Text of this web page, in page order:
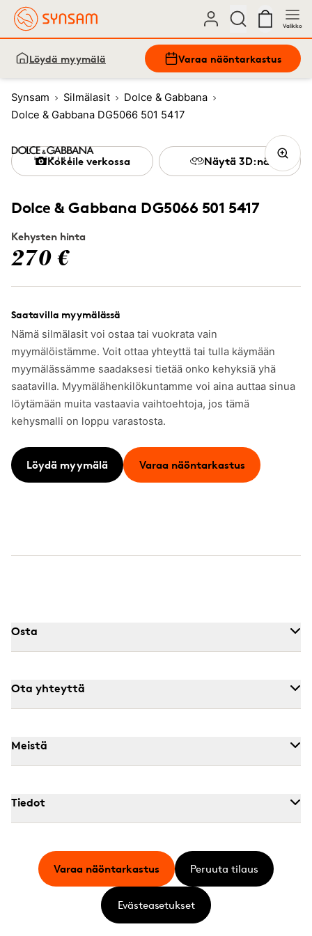
Valikko
Löydä myymälä Varaa näöntarkastus
Synsam Silmälasit
Dolce & Gabbana
Dolce & Gabbana DG5066 501 5417
Dolce & Gabbana DG5066 501 5417
Kehysten hinta
270 €
Saatavilla myymälässä
Nämä silmälasit voi ostaa tai vuokrata vain
myymälöistämme. Voit ottaa yhteyttä tai tulla käymään
myymälässämme saadaksesi tietää onko kehyksiä yhä
saatavilla. Myymälähenkilökuntamme voi aina auttaa sinua
löytämään muita vastaavia vaihtoehtoja, jos tämä
kehysmalli on loppu varastosta.
Löydä myymälä Varaa näöntarkastus
Kokeile verkossa Näytä 3D:nä
Osta
Ota yhteyttä
Meistä
Tiedot
Varaa näöntarkastus Peruuta tilaus
Evästeasetukset